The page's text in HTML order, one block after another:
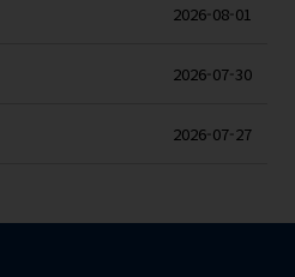
2026-08-01
2026-07-30
2026-07-27